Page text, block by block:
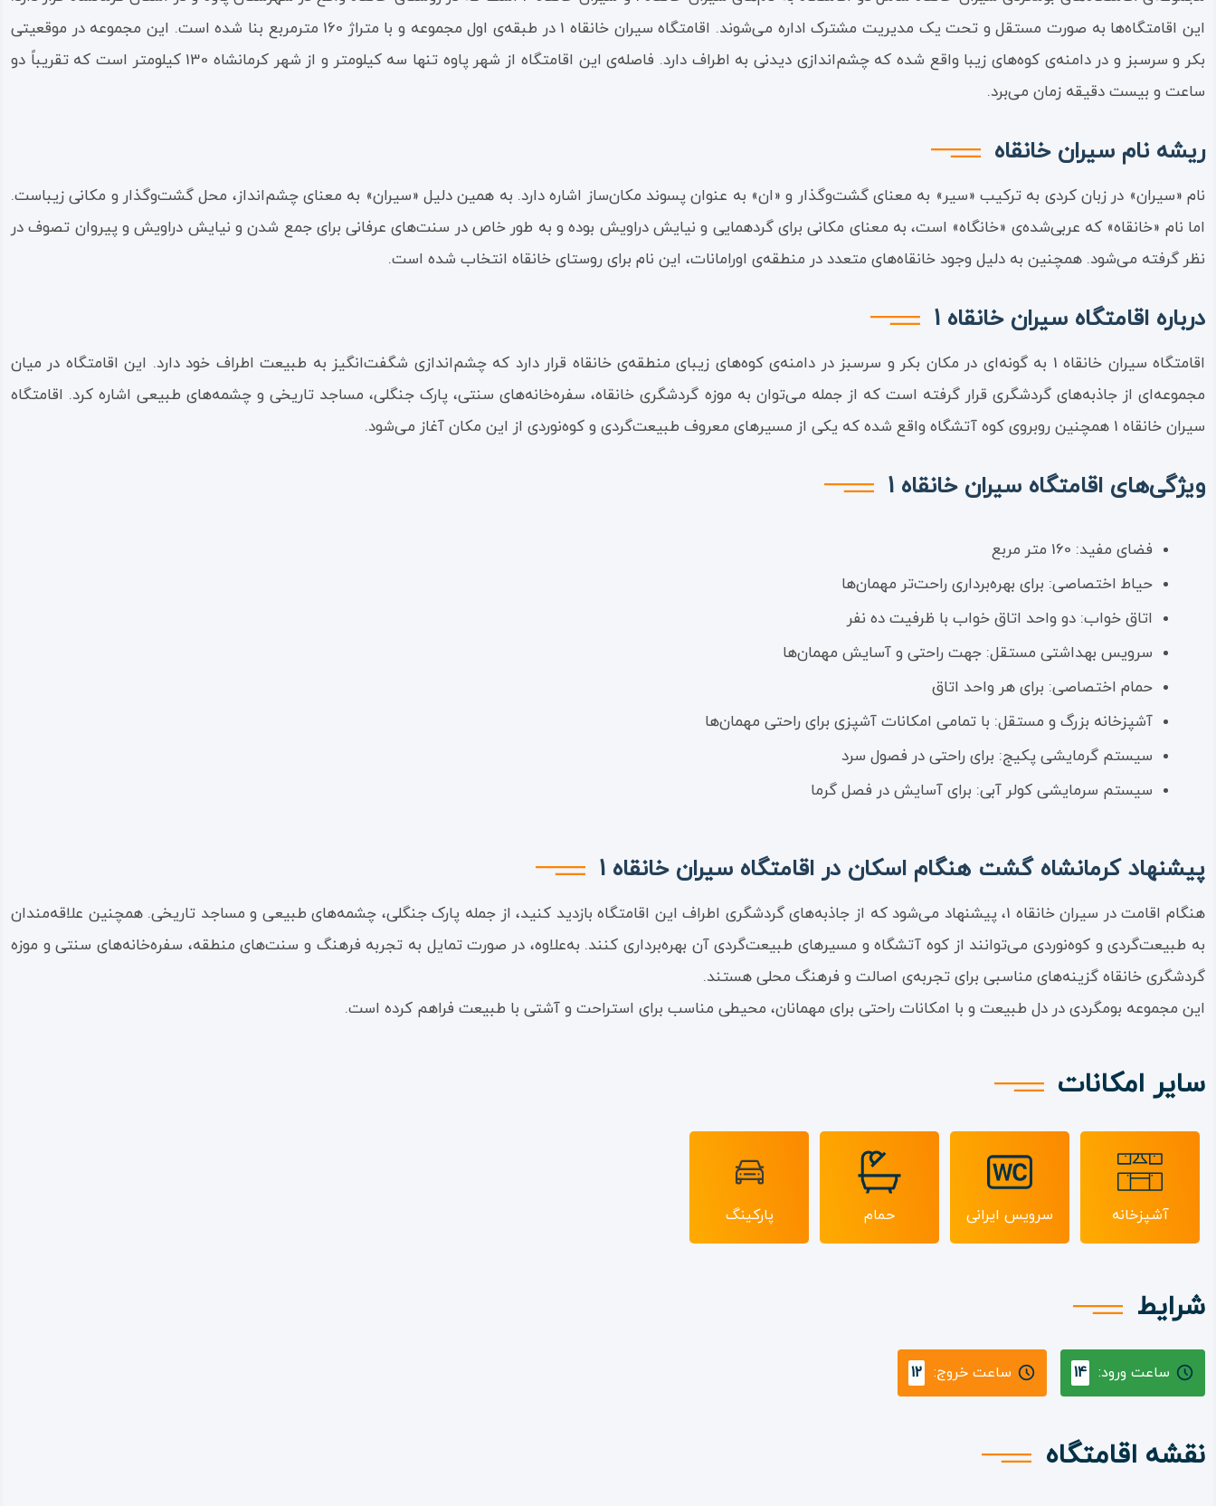
این اقامتگاه‌ها به صورت مستقل و تحت یک مدیریت مشترک اداره می‌شوند. اقامتگاه سیران خانقاه 1 در طبقه‌ی اول مجموعه و با متراژ 160 مترمربع بنا شده است. این مجموعه در موقعیتی
بکر و سرسبز و در دامنه‌ی کوه‌های زیبا واقع شده که چشم‌اندازی دیدنی به اطراف دارد. فاصله‌ی این اقامتگاه از شهر پاوه تنها سه کیلومتر و از شهر کرمانشاه 130 کیلومتر است که تقریباً دو
ساعت و بیست دقیقه زمان می‌برد.
ریشه نام سیران خانقاه
نام «سیران» در زبان کردی به ترکیب «سیر» به معنای گشت‌وگذار و «ان» به عنوان پسوند مکان‌ساز اشاره دارد. به همین دلیل «سیران» به معنای چشم‌انداز، محل گشت‌وگذار و مکانی زیباست.
اما نام «خانقاه» که عربی‌شده‌ی «خانگاه» است، به معنای مکانی برای گردهمایی و نیایش دراویش بوده و به طور خاص در سنت‌های عرفانی برای جمع شدن و نیایش دراویش و پیروان تصوف در
نظر گرفته می‌شود. همچنین به دلیل وجود خانقاه‌های متعدد در منطقه‌ی اورامانات، این نام برای روستای خانقاه انتخاب شده است.
درباره اقامتگاه سیران خانقاه 1
اقامتگاه سیران خانقاه 1 به گونه‌ای در مکان بکر و سرسبز در دامنه‌ی کوه‌های زیبای منطقه‌ی خانقاه قرار دارد که چشم‌اندازی شگفت‌انگیز به طبیعت اطراف خود دارد. این اقامتگاه در میان
مجموعه‌ای از جاذبه‌های گردشگری قرار گرفته است که از جمله می‌توان به موزه گردشگری خانقاه، سفره‌خانه‌های سنتی، پارک جنگلی، مساجد تاریخی و چشمه‌های طبیعی اشاره کرد. اقامتگاه
سیران خانقاه 1 همچنین روبروی کوه آتشگاه واقع شده که یکی از مسیرهای معروف طبیعت‌گردی و کوه‌نوردی از این مکان آغاز می‌شود.
ویژگی‌های اقامتگاه سیران خانقاه 1
فضای مفید: 160 متر مربع
حیاط اختصاصی: برای بهره‌برداری راحت‌تر مهمان‌ها
اتاق خواب: دو واحد اتاق خواب با ظرفیت ده نفر
سرویس بهداشتی مستقل: جهت راحتی و آسایش مهمان‌ها
حمام اختصاصی: برای هر واحد اتاق
آشپزخانه بزرگ و مستقل: با تمامی امکانات آشپزی برای راحتی مهمان‌ها
سیستم گرمایشی پکیج: برای راحتی در فصول سرد
سیستم سرمایشی کولر آبی: برای آسایش در فصل گرما
پیشنهاد کرمانشاه گشت هنگام اسکان در اقامتگاه سیران خانقاه 1
هنگام اقامت در سیران خانقاه 1، پیشنهاد می‌شود که از جاذبه‌های گردشگری اطراف این اقامتگاه بازدید کنید، از جمله پارک جنگلی، چشمه‌های طبیعی و مساجد تاریخی. همچنین علاقه‌مندان
به طبیعت‌گردی و کوه‌نوردی می‌توانند از کوه آتشگاه و مسیرهای طبیعت‌گردی آن بهره‌برداری کنند. به‌علاوه، در صورت تمایل به تجربه فرهنگ و سنت‌های منطقه، سفره‌خانه‌های سنتی و موزه
گردشگری خانقاه گزینه‌های مناسبی برای تجربه‌ی اصالت و فرهنگ محلی هستند.
این مجموعه بومگردی در دل طبیعت و با امکانات راحتی برای مهمانان، محیطی مناسب برای استراحت و آشتی با طبیعت فراهم کرده است.
سایر امکانات
آشپزخانه سرویس ایرانی حمام پارکینگ
شرایط
ساعت ورود: 14 ساعت خروج: 12
نقشه اقامتگاه